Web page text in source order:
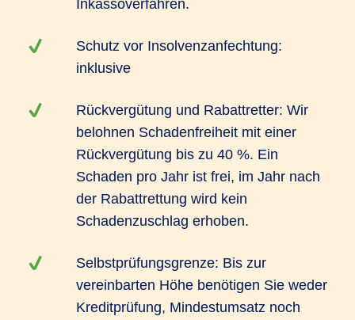
Inkassoverfahren.
Schutz vor Insolvenzanfechtung:
inklusive
Rückvergütung und Rabattretter: Wir
belohnen Schadenfreiheit mit einer
Rückvergütung bis zu 40 %. Ein
Schaden pro Jahr ist frei, im Jahr nach
der Rabattrettung wird kein
Schadenzuschlag erhoben.
Selbstprüfungsgrenze: Bis zur
vereinbarten Höhe benötigen Sie weder
Kreditprüfung, Mindestumsatz noch